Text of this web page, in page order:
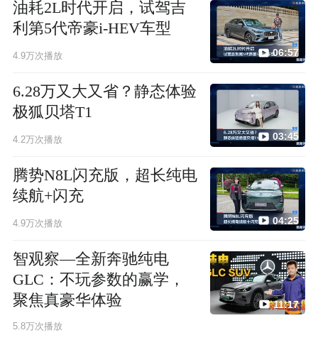
油耗2L时代开启，试驾吉
利第5代帝豪i-HEV车型
4.9万次播放 06:57
6.28万又大又省？静态体验
极狐贝塔T1
4.2万次播放 03:45
腾势N8L闪充版，超长纯电
续航+闪充
4.9万次播放 04:25
智观察—全新奔驰纯电
GLC：不玩参数的赢学，
聚焦真豪华体验
5.8万次播放
11:17